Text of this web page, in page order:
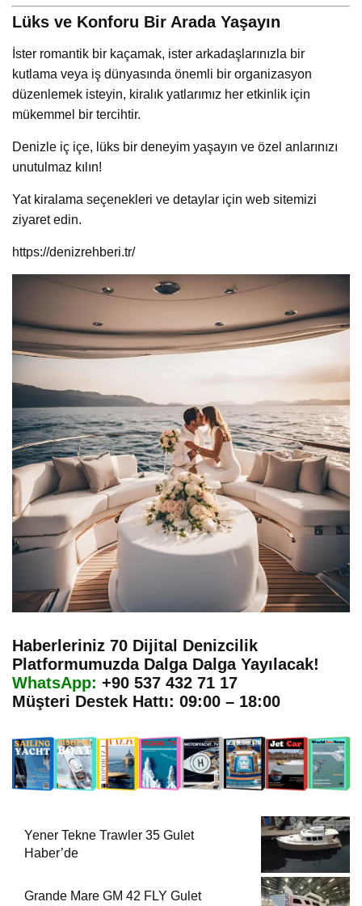
Lüks ve Konforu Bir Arada Yaşayın
İster romantik bir kaçamak, ister arkadaşlarınızla bir
kutlama veya iş dünyasında önemli bir organizasyon
düzenlemek isteyin, kiralık yatlarımız her etkinlik için
mükemmel bir tercihtir.
Denizle iç içe, lüks bir deneyim yaşayın ve özel anlarınızı
unutulmaz kılın!
Yat kiralama seçenekleri ve detaylar için web sitemizi
ziyaret edin.
https://denizrehberi.tr/
Haberleriniz 70 Dijital Denizcilik
Platformumuzda Dalga Dalga Yayılacak!
WhatsApp: +90 537 432 71 17
Müşteri Destek Hattı: 09:00 – 18:00
Yener Tekne Trawler 35 Gulet
Haber’de
Grande Mare GM 42 FLY Gulet